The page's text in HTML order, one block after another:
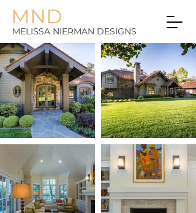
MND
MELISSA NIERMAN DESIGNS